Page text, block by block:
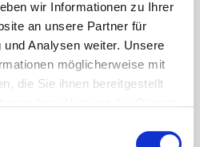
wir Informationen zu Ihrer
an unsere Partner für
Analysen weiter. Unsere
möglicherweise mit
die Sie ihnen bereitgestellt